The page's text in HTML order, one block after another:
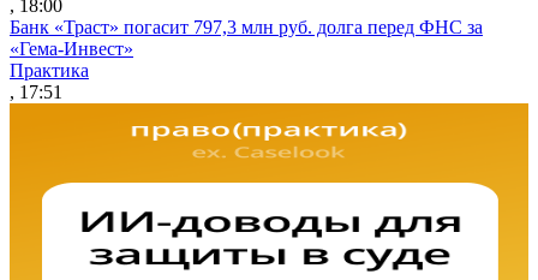
, 18:00
Банк «Траст» погасит 797,3 млн руб. долга перед ФНС за
«Гема-Инвест»
Практика
, 17:51